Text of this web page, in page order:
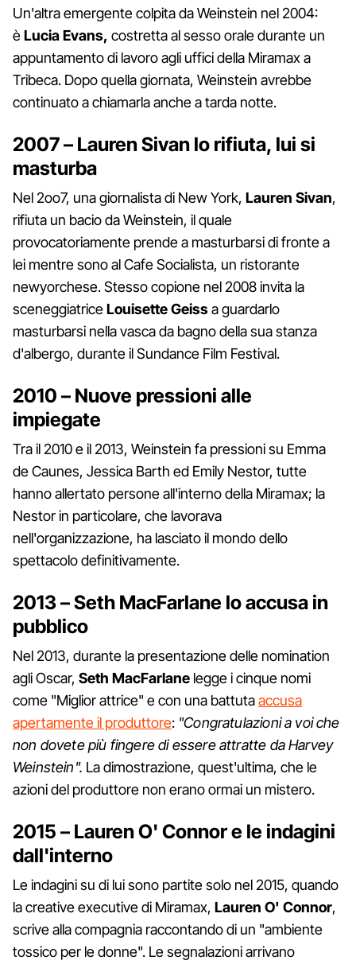
Un'altra emergente colpita da Weinstein nel 2004:
èLucia Evans, costretta al sesso orale durante un
appuntamento di lavoro agli uffici della Miramax a
Tribeca. Dopo quella giornata, Weinstein avrebbe
continuato a chiamarla anche a tarda notte.
2007 – Lauren Sivan lo rifiuta, lui si
masturba
Nel 2oo7, una giornalista di New York, Lauren Sivan,
rifiuta un bacio da Weinstein, il quale
provocatoriamente prende a masturbarsi di fronte a
lei mentre sono al Cafe Socialista, un ristorante
newyorchese. Stesso copione nel 2008 invita la
sceneggiatriceLouisette Geissa guardarlo
masturbarsi nella vasca da bagno della sua stanza
d'albergo, durante il Sundance Film Festival.
2010 – Nuove pressioni alle
impiegate
Tra il 2010 e il 2013, Weinstein fa pressioni su Emma
de Caunes, Jessica Barth ed Emily Nestor, tutte
hanno allertato persone all'interno della Miramax; la
Nestor in particolare, che lavorava
nell'organizzazione, ha lasciato il mondo dello
spettacolo definitivamente.
2013 – Seth MacFarlane lo accusa in
pubblico
Nel 2013, durante la presentazione delle nomination
agli Oscar, Seth MacFarlane legge i cinque nomi
come "Miglior attrice" e con una battutaaccusa
apertamente il produttore: "Congratulazioni a voi che
non dovete più fingere di essere attratte da Harvey
Weinstein". La dimostrazione, quest'ultima, che le
azioni del produttore non erano ormai un mistero.
2015 – Lauren O' Connor e le indagini
dall'interno
Le indagini su di lui sono partite solo nel 2015, quando
la creative executive di Miramax, Lauren O' Connor,
scrive alla compagnia raccontando di un "ambiente
tossico per le donne". Le segnalazioni arrivano